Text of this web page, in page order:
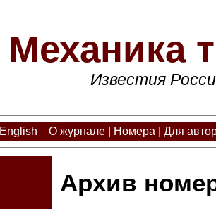
Механика
Известия
English О журнале| Номера Для
Архив